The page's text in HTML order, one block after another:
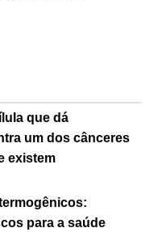
que dá
um dos cânceres
existem
para a saúde